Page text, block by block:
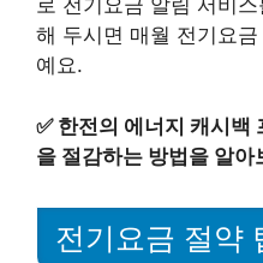
로 전기요금 알림 서비
해 두시면 매월 전기요
예요.
✅ 한전의 에너지 캐시백
을 절감하는 방법을 알아
전기요금 절약